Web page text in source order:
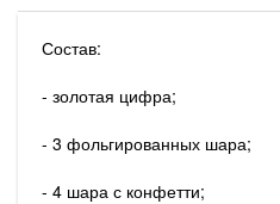
Состав:
- золотая цифра;
- 3 фольгированных шара;
- 4 шара с конфетти;